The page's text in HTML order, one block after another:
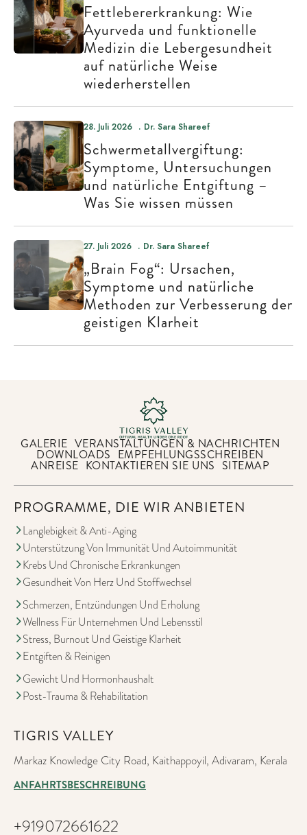
Fettlebererkrankung: Wie
Ayurveda und funktionelle
Medizin die Lebergesundheit
auf natürliche Weise
wiederherstellen
Schwermetallvergiftung:
Symptome, Untersuchungen
und natürliche Entgiftung –
Was Sie wissen müssen
28. Juli 2026 Dr. Sara Shareef
„Brain Fog“: Ursachen,
Symptome und natürliche
Methoden zur Verbesserung der
geistigen Klarheit
27. Juli 2026 Dr. Sara Shareef
GALERIE VERANSTALTUNGEN & NACHRICHTEN
DOWNLOADS EMPFEHLUNGSSCHREIBEN
ANREISE KONTAKTIEREN SIE UNS SITEMAP
PROGRAMME, DIE WIR ANBIETEN
Langlebigkeit & Anti-Aging
Unterstützung Von Immunität Und Autoimmunität
Krebs Und Chronische Erkrankungen
Gesundheit Von Herz Und Stoffwechsel
Schmerzen, Entzündungen Und Erholung
Wellness Für Unternehmen Und Lebensstil
Stress, Burnout Und Geistige Klarheit
Entgiften & Reinigen
Gewicht Und Hormonhaushalt
Post-Trauma & Rehabilitation
TIGRIS VALLEY
Markaz Knowledge City Road, Kaithappoyil, Adivaram, Kerala
ANFAHRTSBESCHREIBUNG
+919072661622